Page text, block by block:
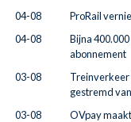
04-08
ProRail
04-08
Bijna
abonnement
03-08
Treinverkeer
gestremd
03-08
OVpay